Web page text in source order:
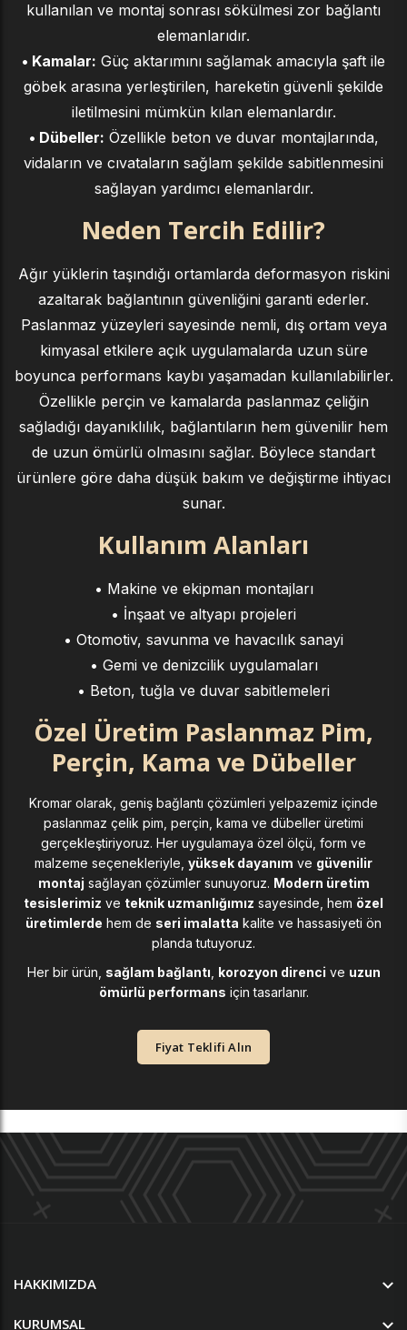
kullanılan ve montaj sonrası sökülmesi zor bağlantı
elemanlarıdır.
• Kamalar: Güç aktarımını sağlamak amacıyla şaft ile
göbek arasına yerleştirilen, hareketin güvenli şekilde
iletilmesini mümkün kılan elemanlardır.
• Dübeller: Özellikle beton ve duvar montajlarında,
vidaların ve cıvataların sağlam şekilde sabitlenmesini
sağlayan yardımcı elemanlardır.
Neden Tercih Edilir?
Ağır yüklerin taşındığı ortamlarda deformasyon riskini
azaltarak bağlantının güvenliğini garanti ederler.
Paslanmaz yüzeyleri sayesinde nemli, dış ortam veya
kimyasal etkilere açık uygulamalarda uzun süre
boyunca performans kaybı yaşamadan kullanılabilirler.
Özellikle perçin ve kamalarda paslanmaz çeliğin
sağladığı dayanıklılık, bağlantıların hem güvenilir hem
de uzun ömürlü olmasını sağlar. Böylece standart
ürünlere göre daha düşük bakım ve değiştirme ihtiyacı
sunar.
Kullanım Alanları
• Makine ve ekipman montajları
• İnşaat ve altyapı projeleri
• Otomotiv, savunma ve havacılık sanayi
• Gemi ve denizcilik uygulamaları
• Beton, tuğla ve duvar sabitlemeleri
Özel Üretim Paslanmaz Pim,
Perçin, Kama ve Dübeller
Kromar olarak, geniş bağlantı çözümleri yelpazemiz içinde
paslanmaz çelik pim, perçin, kama ve dübeller üretimi
gerçekleştiriyoruz. Her uygulamaya özel ölçü, form ve
malzeme seçenekleriyle, yüksek dayanım ve güvenilir
montaj sağlayan çözümler sunuyoruz. Modern üretim
tesislerimiz ve teknik uzmanlığımız sayesinde, hem özel
üretimlerde hem de seri imalatta kalite ve hassasiyeti ön
planda tutuyoruz.
Her bir ürün, sağlam bağlantı korozyon direnci ve uzun
ömürlü performans için tasarlanır.
Fiyat Teklifi Alın
HAKKIMIZDA
KURUMSAL